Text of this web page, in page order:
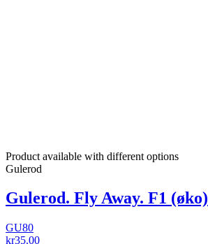
Product available with different options
Gulerod
Gulerod. Fly Away. F1 (øko)
GU80
kr35.00